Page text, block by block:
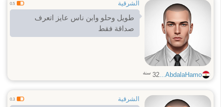
الشرقية 0.5
طويل وحلو وابن ناس عايز اتعرف
صداقة فقط
AbdalaHamo...
32 سنة
الشرقية 0.3